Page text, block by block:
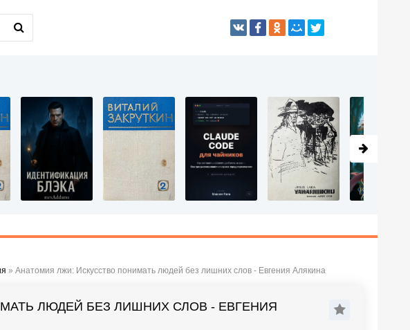
» Анатомия лжи: Искусство понимать людей без лишних слов - Евгения Алякина
ЛЮДЕЙ БЕЗ ЛИШНИХ СЛОВ - ЕВГЕНИЯ